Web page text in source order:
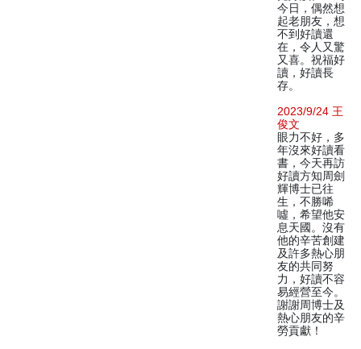
今日，偶然想
起老朋友，想
不到好讀還
在，令人又驚
又喜。祝福好
讀，好讀長
存。
2023/9/24 王
俊文
眼力不好，多
年沒來好讀看
書，今天再訪
好讀方知周劍
輝博士已往
生，不勝唏
噓，希望他安
息天國。沒有
他的辛苦創建
及許多熱心朋
友的共同努
力，好讀不容
易經營至今。
謝謝周博士及
熱心朋友的辛
勞貢獻！